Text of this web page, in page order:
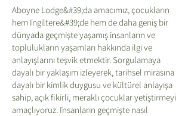
Aboyne Lodge&#39;da amacımız, çocukların
hem İngiltere&#39;de hem de daha geniş bir
dünyada geçmişte yaşamış insanların ve
toplulukların yaşamları hakkında ilgi ve
anlayışlarını teşvik etmektir. Sorgulamaya
dayalı bir yaklaşım izleyerek, tarihsel mirasına
dayalı bir kimlik duygusu ve kültürel anlayışa
sahip, açık fikirli, meraklı çocuklar yetiştirmeyi
amaçlıyoruz. İnsanların geçmişte nasıl